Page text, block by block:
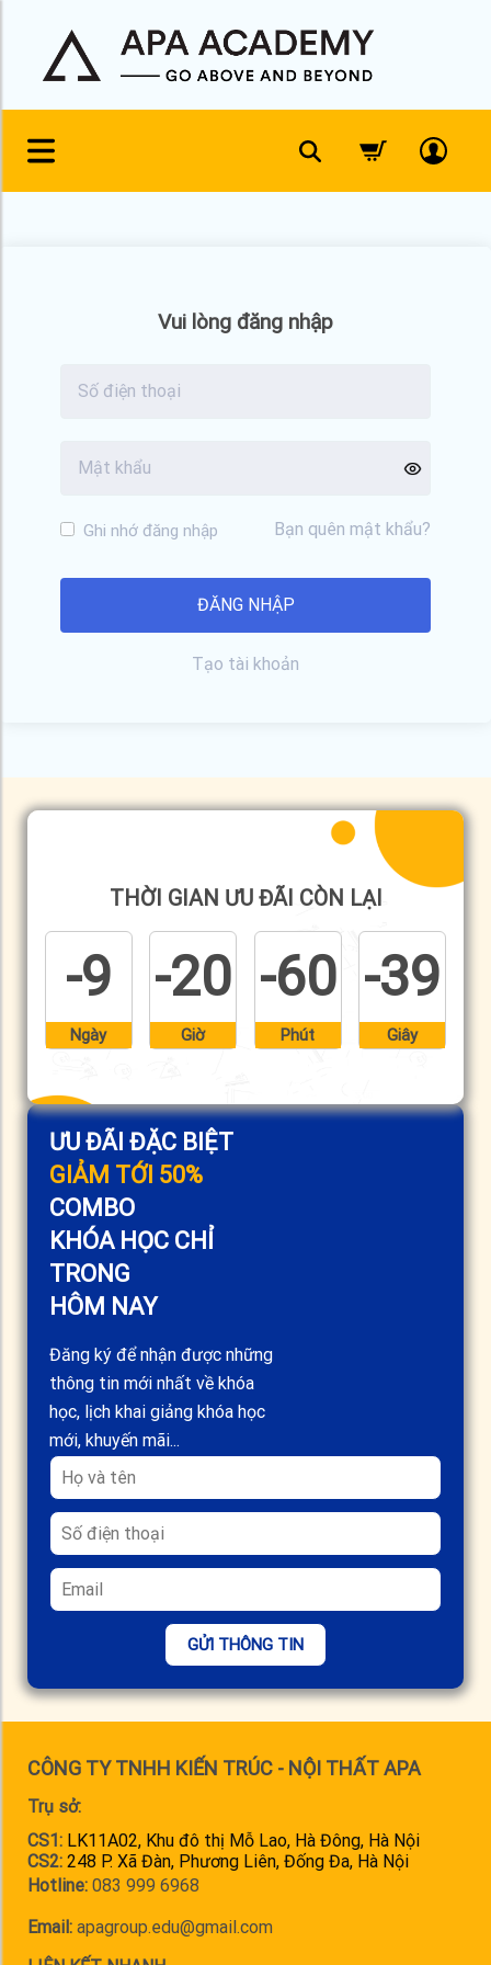
content
Vui lòng đăng nhập
Ghi nhớ đăng nhập Bạn quên mật khẩu?
Tạo tài khoản
ƯU ĐÃI ĐẶC BIỆT
GIẢM TỚI 50%
COMBO
KHÓA HỌC CHỈ
TRONG
HÔM NAY
Đăng ký để nhận được những
thông tin mới nhất về khóa
học, lịch khai giảng khóa học
mới, khuyến mãi...
GỬI THÔNG TIN
THỜI GIAN ƯU ĐÃI CÒN LẠI
-9
Ngày
-20
Giờ
-60
Phút
-40
Giây
CÔNG TY TNHH KIẾN TRÚC - NỘI THẤT APA
Trụ sở:
CS1: LK11A02, Khu đô thị Mỗ Lao, Hà Đông, Hà Nội
CS2: 248 P. Xã Đàn, Phương Liên, Đống Đa, Hà Nội
Hotline: 083 999 6968
Email: apagroup.edu@gmail.com